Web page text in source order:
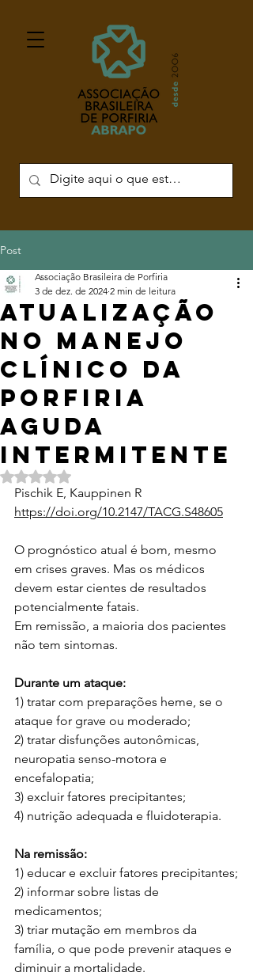
Post
ATUALIZAÇÃO
NO MANEJO
CLÍNICO DA
PORFIRIA
AGUDA
INTERMITENTE
Associação Brasileira de Porfiria
3 de dez. de 2024 2 min de leitura
Avaliado com NaN de 5 estrelas.
Pischik E, Kauppinen R
https://doi.org/10.2147/TACG.S48605
O prognóstico atual é bom, mesmo
em crises graves. Mas os médicos
devem estar cientes de resultados
potencialmente fatais.
Em remissão, a maioria dos pacientes
não tem sintomas.
Durante um ataque:
1) tratar com preparações heme, se o
ataque for grave ou moderado;
2) tratar disfunções autonômicas,
neuropatia senso-motora e
encefalopatia;
3) excluir fatores precipitantes;
4) nutrição adequada e fluidoterapia.
Na remissão:
1) educar e excluir fatores precipitantes;
2) informar sobre listas de
medicamentos;
3) triar mutação em membros da
família, o que pode prevenir ataques e
diminuir a mortalidade.